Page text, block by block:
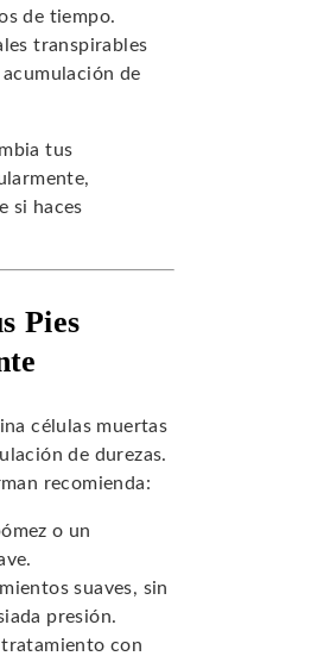
de tiempo.
transpirables
de
tus
si haces
Pies
células muertas
de durezas.
recomienda:
o un
suaves, sin
presión.
con